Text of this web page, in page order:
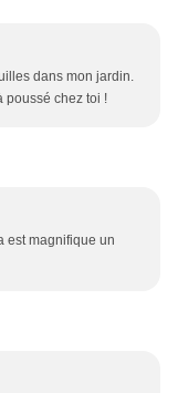
dans mon jardin.
poussé chez toi !
est magnifique un